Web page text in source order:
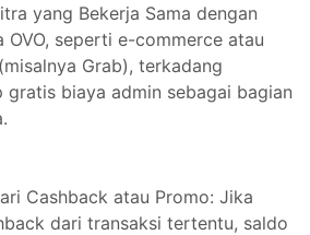
yang Bekerja Sama dengan
OVO, seperti e-commerce atau
Grab), terkadang
gratis biaya admin sebagai bagian
Cashback atau Promo: Jika
dari transaksi tertentu, saldo